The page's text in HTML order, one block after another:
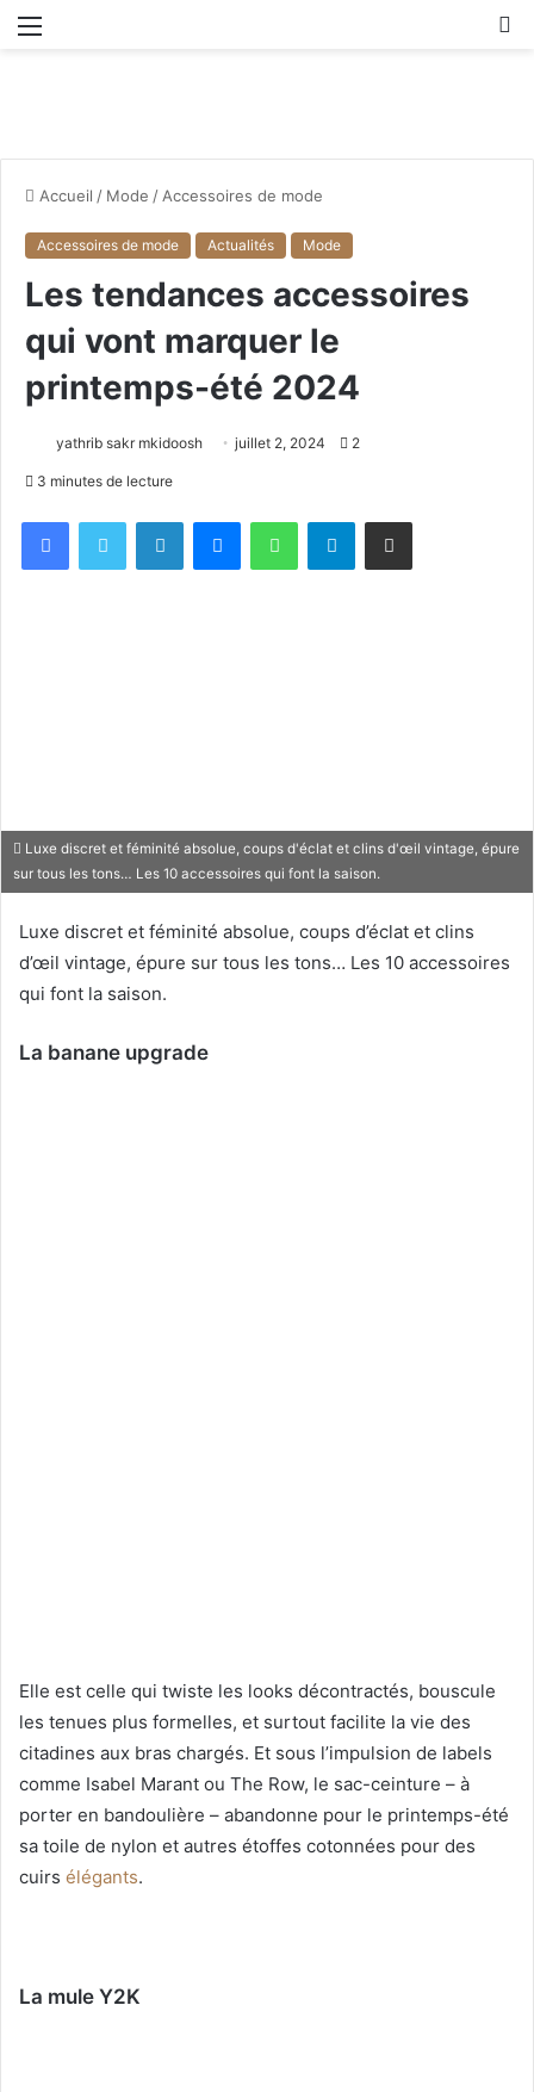
Accueil / Mode /Accessoires de mode
Accessoires de mode Actualités Mode
Les tendances accessoires
qui vont marquer le
printemps-été 2024
yathrib sakr mkidoosh juillet 2, 2024 2
3 minutes de lecture
Telegram
Luxe discret et féminité absolue, coups d'éclat et clins d'œil vintage, épure
sur tous les tons… Les 10 accessoires qui font la saison.
Luxe discret et féminité absolue, coups d’éclat et clins
d’œil vintage, épure sur tous les tons… Les 10 accessoires
qui font la saison.
La banane upgrade
Elle est celle qui twiste les looks décontractés, bouscule
les tenues plus formelles, et surtout facilite la vie des
citadines aux bras chargés. Et sous l’impulsion de labels
comme Isabel Marant ou The Row, le sac-ceinture – à
porter en bandoulière – abandonne pour le printemps-été
sa toile de nylon et autres étoffes cotonnées pour des
cuirs élégants.
La mule Y2K